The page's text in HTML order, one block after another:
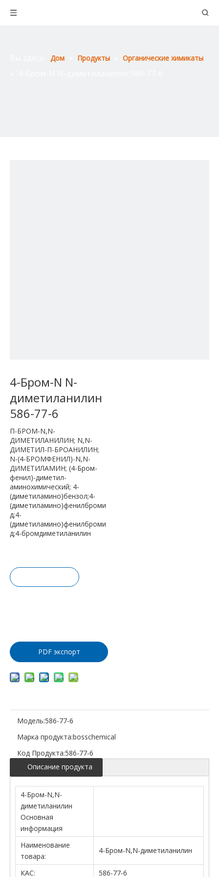
Дом Продукты Органические химикаты
4-Бром-N N-
диметиланилин
586-77-6
П-БРОМ-N,N-
ДИМЕТИЛАНИЛИН; N,N-
ДИМЕТИЛ-П-БРОАНИЛИН;
N-(4-БРОМФЕНИЛ)-N,N-
ДИМЕТИЛАМИН; (4-Бром-
фенил)-диметил-
аминохимический; 4-
(диметиламино)бензол;4-
(диметиламино)фенилброми
д;4-
(диметиламино)фенилброми
д;4-бромдиметиланилин
PDF экспорт
Модель:586-77-6
Марка продукта:bosschemical
Код Продукта:586-77-6
Описание продукта
4-Бром-N,N-
диметиланилин
Основная
информация
Наименование
товара:
4-Бром-N,N-диметиланилин
КАС: 586-77-6